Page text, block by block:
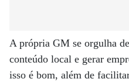
A própria GM se orgulha
conteúdo local e gerar
isso é bom, além de